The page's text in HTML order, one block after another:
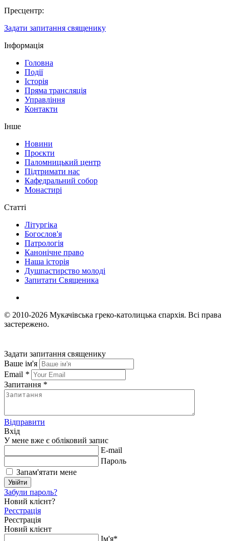
Пресцентр:
Задати запитання священику
Інформація
Головна
Події
Історія
Пряма трансляція
Управління
Контакти
Інше
Новини
Проєкти
Паломницький центр
Підтримати нас
Кафедральний собор
Монастирі
Статті
Літургіка
Богослов'я
Патрологія
Канонічне право
Наша історія
Душпастирство молоді
Запитати Священика
© 2010-2026 Мукачівська греко-католицька єпархія. Всі права
застережено.
Задати запитання священику
Ваше ім'я
Email *
Запитання *
Відправити
Вхід
У мене вже є обліковий запис
E-mail
Пароль
Запам'ятати мене
Увійти
Забули пароль?
Новий клієнт?
Реєстрація
Реєстрація
Новий клієнт
Ім'я*